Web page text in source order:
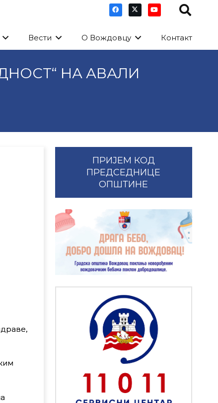
Вести О Вождовцу Контакт
НА АВАЛИ
ПРИЈЕМ КОД
ПРЕДСЕДНИЦЕ
ОПШТИНЕ